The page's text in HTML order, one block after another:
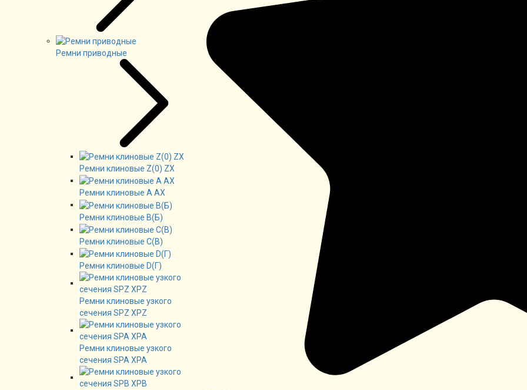
Ремни приводные
Ремни клиновые Z(0) ZX
Ремни клиновые А AX
Ремни клиновые В(Б)
Ремни клиновые C(B)
Ремни клиновые D(Г)
Ремни клиновые узкого
сечения SPZ XPZ
Ремни клиновые узкого
сечения SPA XPA